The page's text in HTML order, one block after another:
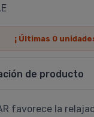
¡ Últimas 0
de producto
favorece la